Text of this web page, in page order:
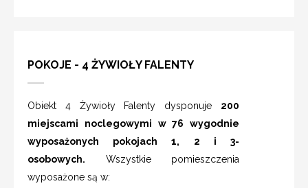
POKOJE - 4 ŻYWIOŁY FALENTY
Obiekt 4 Żywioły Falenty dysponuje 200
miejscami noclegowymi w 76 wygodnie
wyposażonych pokojach 1, 2 i 3-
osobowych. Wszystkie pomieszczenia
wyposażone są w: